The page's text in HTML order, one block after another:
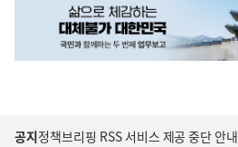
공지정책브리핑 RSS 서비스 제공 중단 안내